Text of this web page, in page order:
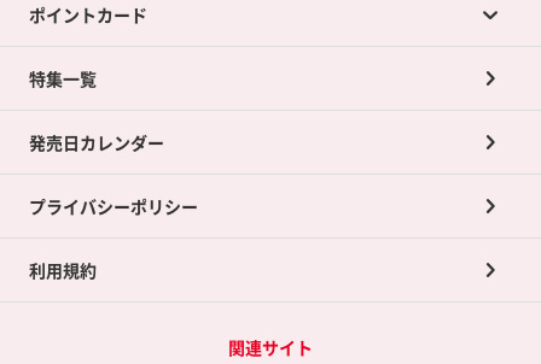
店舗買取について
ネット買取について
買取承諾書について
ポイントカード
ポイントカードTOP
ポイント交換景品
特集一覧
発売日カレンダー
プライバシーポリシー
利用規約
関連サイト